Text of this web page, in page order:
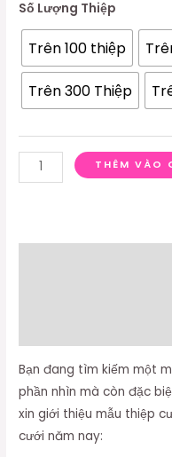
Số Lượng Thiệp
Trên 100 thiệp
Trên 300 Thiệp
THÊM VÀO
Bạn đang tìm kiếm một
phần nhìn mà còn đặc
xin giới thiệu mẫu thiệp
cưới năm nay: